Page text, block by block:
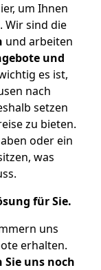
um Ihnen
Wir sind die
und arbeiten
und
es ist,
nach
setzen
zu bieten.
oder ein
was
für Sie.
uns
erhalten.
uns noch